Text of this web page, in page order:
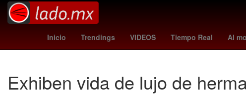
Inicio Trendings VIDEOS Tiempo Real Al
Aldo de Nigris Dólar estadounidense precio del dólar hoy
Exhiben vida de lujo de